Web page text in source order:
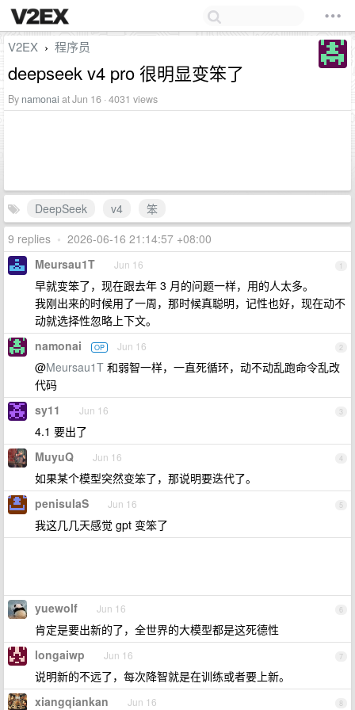
V2EX › 程序员
deepseek v4 pro 很明显变笨了
By namonai at Jun 16 · 4031 views
DeepSeek v4
笨
9 replies • 2026-06-16 21:14:57 +08:00
1
Meursau1T Jun 16
早就变笨了，现在跟去年 3 月的问题一样，用的人太多。
我刚出来的时候用了一周，那时候真聪明，记性也好，现在动不
动就选择性忽略上下文。
2
namonai OP Jun 16
@Meursau1T 和弱智一样，一直死循环，动不动乱跑命令乱改
代码
3
sy11 Jun 16
4.1 要出了
4
MuyuQ Jun 16
如果某个模型突然变笨了，那说明要迭代了。
5
penisulaS Jun 16
我这几几天感觉 gpt 变笨了
6
yuewolf Jun 16
肯定是要出新的了，全世界的大模型都是这死德性
7
longaiwp Jun 16
说明新的不远了，每次降智就是在训练或者要上新。
8
xiangqiankan Jun 16